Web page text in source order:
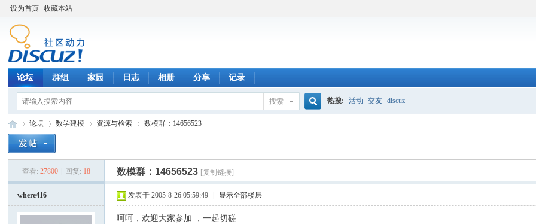
设为首页 收藏本站
论坛 群组 家园 日志 相册 分享 记录
搜索 热搜: 活动 交友 discuz
论坛
›
数学建模
›
资源与检索
›
数模群：14656523
查看: 27800 回复: 18 数模群：14656523 [复制链接]
where416 发表于 2005-8-26 05:59:49 显示全部楼层
呵呵，欢迎大家参加 ，一起切磋